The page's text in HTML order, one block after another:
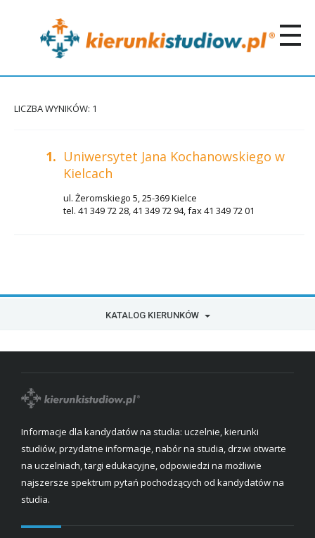
LICZBA WYNIKÓW: 1
1. Uniwersytet Jana Kochanowskiego w
Kielcach
ul. Żeromskiego 5, 25-369 Kielce
tel. 41 349 72 28, 41 349 72 94, fax 41 349 72 01
KATALOG KIERUNKÓW
Informacje dla kandydatów na studia: uczelnie, kierunki
studiów, przydatne informacje, nabór na studia, drzwi otwarte
na uczelniach, targi edukacyjne, odpowiedzi na możliwie
najszersze spektrum pytań pochodzących od kandydatów na
studia.